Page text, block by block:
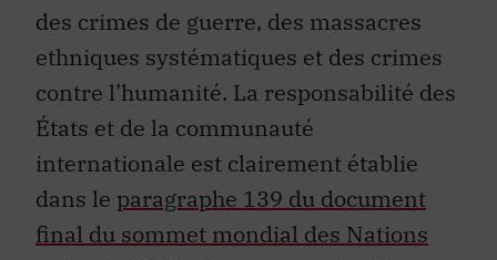
des crimes de guerre, des massacres
ethniques systématiques et des crimes
contre l’humanité. La responsabilité des
États et de la communauté
internationale est clairement établie
dans le paragraphe 139 du document
final du sommet mondial des Nations